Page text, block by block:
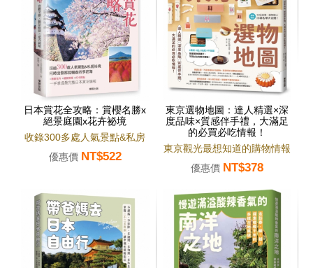
日本賞花全攻略：賞櫻名勝x
絕景庭園x花卉祕境
收錄300多處人氣景點&私房
祕境，盡享日本四季美景
優惠價 NT$522
東京選物地圖：達人精選×深
度品味×質感伴手禮，大滿足
的必買必吃情報！
東京觀光最想知道的購物情報
一網打盡！
優惠價 NT$378